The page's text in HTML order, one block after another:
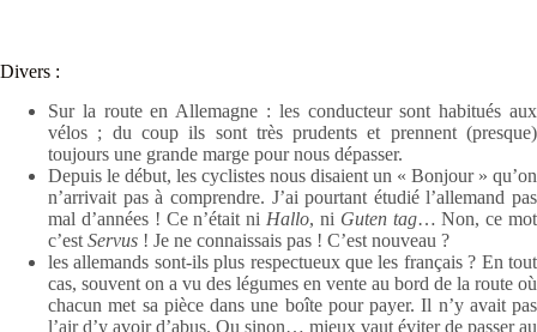
Divers :
Sur la route en Allemagne : les conducteur sont habitués aux
vélos ; du coup ils sont très prudents et prennent (presque)
toujours une grande marge pour nous dépasser.
Depuis le début, les cyclistes nous disaient un « Bonjour » qu’on
n’arrivait pas à comprendre. J’ai pourtant étudié l’allemand pas
mal d’années ! Ce n’était ni Hallo, ni Guten tag… Non, ce mot
c’est Servus ! Je ne connaissais pas ! C’est nouveau ?
les allemands sont-ils plus respectueux que les français ? En tout
cas, souvent on a vu des légumes en vente au bord de la route où
chacun met sa pièce dans une boîte pour payer. Il n’y avait pas
l’air d’y avoir d’abus. Ou sinon… mieux vaut éviter de passer au